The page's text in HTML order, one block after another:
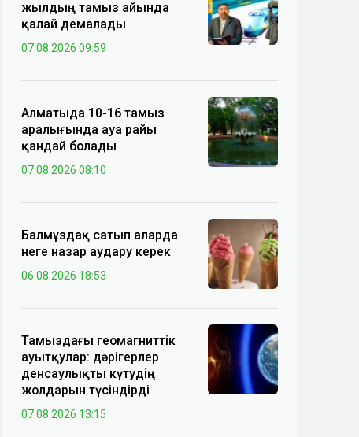
жылдың тамыз айында
қалай демалады
07.08.2026 09:59
Алматыда 10-16 тамыз
аралығында ауа райы
қандай болады
07.08.2026 08:10
Балмұздақ сатып аларда
неге назар аудару керек
06.08.2026 18:53
Тамыздағы геомагниттік
ауытқулар: дәрігерлер
денсаулықты күтудің
жолдарын түсіндірді
07.08.2026 13:15